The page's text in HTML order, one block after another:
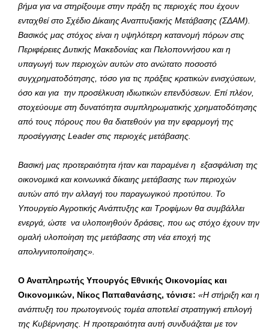
βήμα για να στηρίξουμε στην πράξη τις περιοχές που έχουν
ενταχθεί στο Σχέδιο Δίκαιης Αναπτυξιακής Μετάβασης (ΣΔΑΜ).
Βασικός μας στόχος είναι η υψηλότερη κατανομή πόρων στις
Περιφέρειες Δυτικής Μακεδονίας και Πελοποννήσου και η
υπαγωγή των περιοχών αυτών στο ανώτατο ποσοστό
συγχρηματοδότησης, τόσο για τις πράξεις κρατικών ενισχύσεων,
όσο και για την προσέλκυση ιδιωτικών επενδύσεων. Επί πλέον,
στοχεύουμε στη δυνατότητα συμπληρωματικής χρηματοδότησης
από τους πόρους που θα διατεθούν για την εφαρμογή της
προσέγγισης Leader στις περιοχές μετάβασης.
Βασική μας προτεραιότητα ήταν και παραμένει η εξασφάλιση της
οικονομικά και κοινωνικά δίκαιης μετάβασης των περιοχών
αυτών από την αλλαγή του παραγωγικού προτύπου. Το
Υπουργείο Αγροτικής Ανάπτυξης και Τροφίμων θα συμβάλλει
ενεργά, ώστε να υλοποιηθούν δράσεις, που ως στόχο έχουν την
ομαλή υλοποίηση της μετάβασης στη νέα εποχή της
απολιγνιτοποίησης».
Ο Αναπληρωτής Υπουργός Εθνικής Οικονομίας και
Οικονομικών, Νίκος Παπαθανάσης, τόνισε: «Η στήριξη και η
ανάπτυξη του πρωτογενούς τομέα αποτελεί στρατηγική επιλογή
της Κυβέρνησης. Η προτεραιότητα αυτή συνδυάζεται με τον